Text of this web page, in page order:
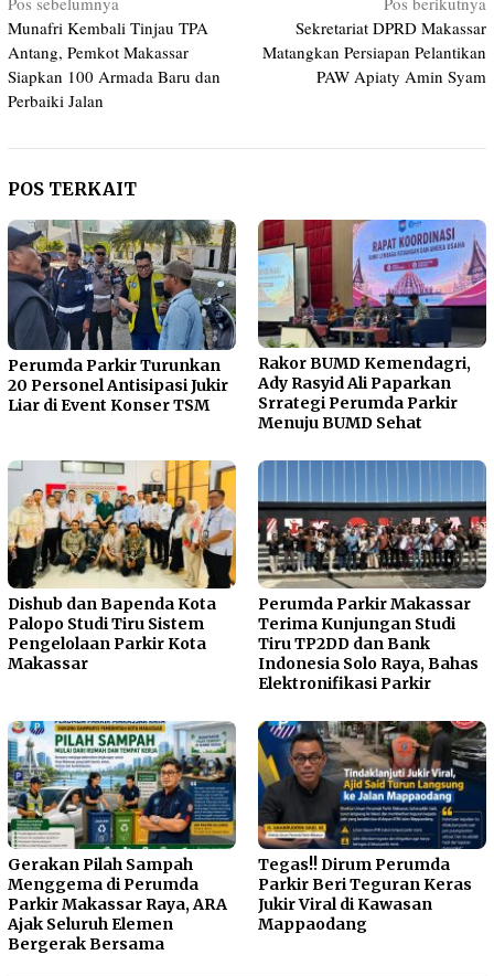
pos
Munafri Kembali Tinjau TPA
Antang, Pemkot Makassar
Siapkan 100 Armada Baru dan
Perbaiki Jalan
Sekretariat DPRD Makassar
Matangkan Persiapan Pelantikan
PAW Apiaty Amin Syam
POS TERKAIT
Perumda Parkir Turunkan
20 Personel Antisipasi Jukir
Liar di Event Konser TSM
Rakor BUMD Kemendagri,
Ady Rasyid Ali Paparkan
Srrategi Perumda Parkir
Menuju BUMD Sehat
Dishub dan Bapenda Kota
Palopo Studi Tiru Sistem
Pengelolaan Parkir Kota
Makassar
Perumda Parkir Makassar
Terima Kunjungan Studi
Tiru TP2DD dan Bank
Indonesia Solo Raya, Bahas
Elektronifikasi Parkir
Gerakan Pilah Sampah
Menggema di Perumda
Parkir Makassar Raya, ARA
Ajak Seluruh Elemen
Bergerak Bersama
Tegas!! Dirum Perumda
Parkir Beri Teguran Keras
Jukir Viral di Kawasan
Mappaodang